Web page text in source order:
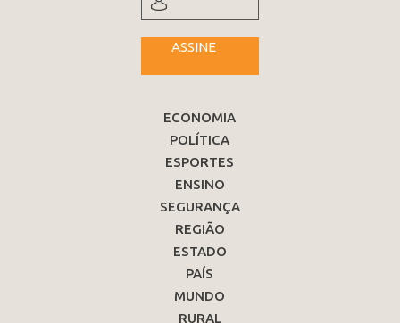
ASSINE
ECONOMIA
POLÍTICA
ESPORTES
ENSINO
SEGURANÇA
REGIÃO
ESTADO
PAÍS
MUNDO
RURAL